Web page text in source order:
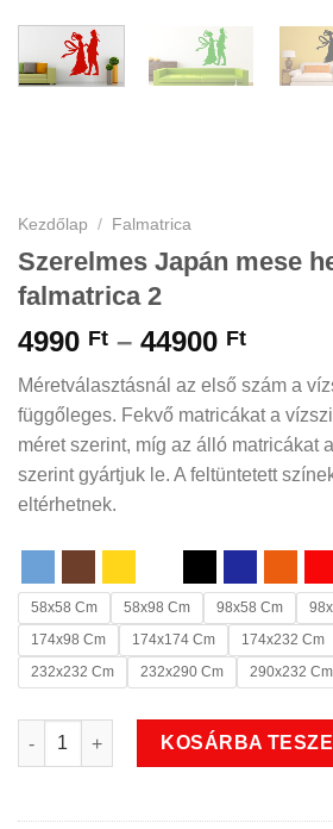
Kezdőlap / Falmatrica
Szerelmes Japán mese
falmatrica 2
4990 Ft – 44900 Ft
4990 Ft
-
44900
Méretválasztásnál az első szám a
függőleges. Fekvő matricákat a
méret szerint, míg az álló matricákat
szerint gyártjuk le. A feltüntetett
eltérhetnek.
58x58 Cm 58x98 Cm 98x58 Cm
174x98 Cm
174x174 Cm 174x232 Cm
232x232 Cm
232x290 Cm 290x232 Cm
Szerelmes Japán mese hercegnős
KOSÁRBA